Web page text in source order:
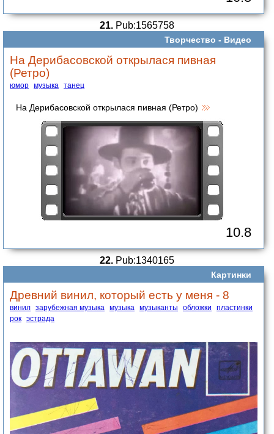
21. Pub:1565758
Творчество - Видео
На Дерибасовской открылася пивная
(Ретро)
юмор музыка танец
На Дерибасовской открылася пивная (Ретро)
10.8
22. Pub:1340165
Картинки
Древний винил, который есть у меня - 8
винил зарубежная музыка музыка музыканты обложки
пластинки
рок эстрада